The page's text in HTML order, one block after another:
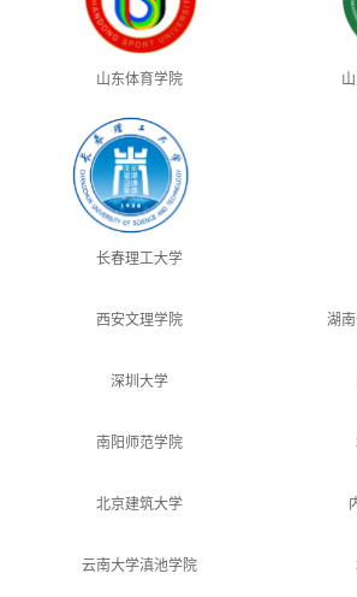
山东体育学院
长春理工大学
西安文理学院 湖
深圳大学
南阳师范学院
北京建筑大学
云南大学滇池学院